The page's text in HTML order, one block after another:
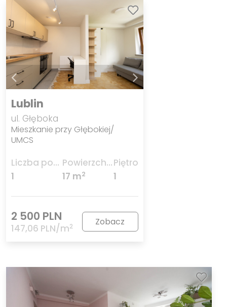
Lublin
ul. Głęboka
Mieszkanie przy Głębokiej/
UMCS
Liczba pokoi
1
Powierzchnia
17 m2
Piętro
1
2 500 PLN
147,06 PLN/m2 Zobacz